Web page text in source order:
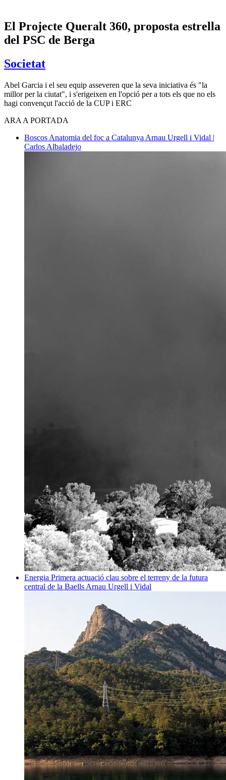
El Projecte Queralt 360, proposta estrella
del PSC de Berga
Societat
Abel Garcia i el seu equip asseveren que la seva iniciativa és "la
millor per la ciutat", i s'erigeixen en l'opció per a tots els que no els
hagi convençut l'acció de la CUP i ERC
ARA A PORTADA
Boscos Anatomia del foc a Catalunya Arnau Urgell i Vidal |
Carlos Albaladejo
Energia Primera actuació clau sobre el terreny de la futura
central de la Baells Arnau Urgell i Vidal